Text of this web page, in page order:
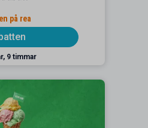
på rea
9 timmar